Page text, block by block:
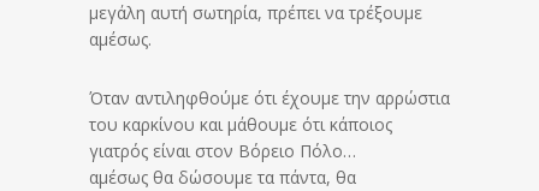
μεγάλη αυτή σωτηρία, πρέπει να τρέξουμε
αμέσως.
Όταν αντιληφθούμε ότι έχουμε την αρρώστια
του καρκίνου και μάθουμε ότι κάποιος
γιατρός είναι στον Βόρειο Πόλο…
αμέσως θα δώσουμε τα πάντα, θα